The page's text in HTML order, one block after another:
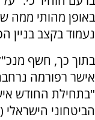
נעמוד בקצב בניין
בתוך כך, חשף
אישר רפורמה
"בתחילת החודש
הביטחוני הישראלי